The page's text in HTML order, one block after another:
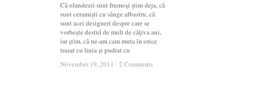
Că olandezii sunt frumoşi ştim deja, că
sunt ceramişti cu sânge albastru, că
sunt acei designeri despre care se
vorbeşte destul de mult de câţiva ani,
iar ştim, că ne-am cam muta în orice
trasat cu linia şi pudrat cu
November 19, 2011 / 2 Comments
November 19, 2011 / 2 Comments